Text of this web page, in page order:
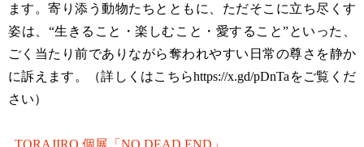
ます。寄り添う動物たちとともに、ただそこに立ち尽くす
姿は、“生きること・楽しむこと・愛すること”といった、
ごく当たり前でありながら奪われやすい日常の尊さを静か
に訴えます。（詳しくはこちらhttps://x.gd/pDnTaをご覧くだ
さい）
TORAJIRO 個展「NO DEAD END」